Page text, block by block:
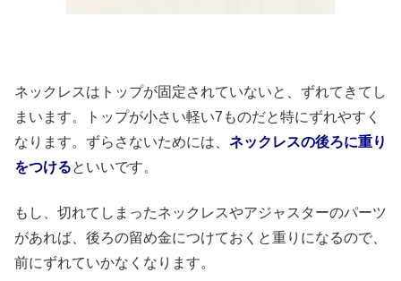
ネックレスはトップが固定されていないと、ずれてきてし
まいます。トップが小さい軽い7ものだと特にずれやすく
なります。ずらさないためには、 ネックレスの後ろに重り
をつけるといいです。
もし、切れてしまったネックレスやアジャスターのパーツ
があれば、後ろの留め金につけておくと重りになるので、
前にずれていかなくなります。